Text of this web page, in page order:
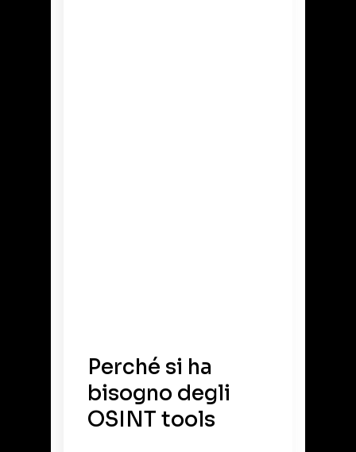
Perché si ha
bisogno degli
OSINT tools